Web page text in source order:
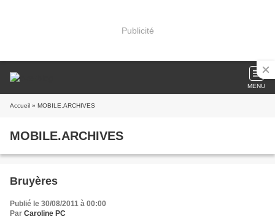
Publicité
MENU
Accueil » MOBILE.ARCHIVES
MOBILE.ARCHIVES
Bruyères
Publié le 30/08/2011 à 00:00
Par Caroline PC